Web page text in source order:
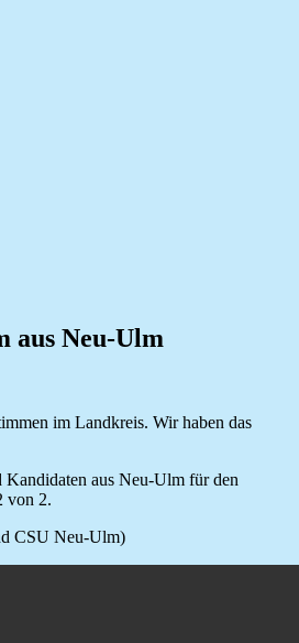
aus Neu-Ulm
im Landkreis. Wir haben das
aus Neu-Ulm für den
von 2.
CSU Neu-Ulm)